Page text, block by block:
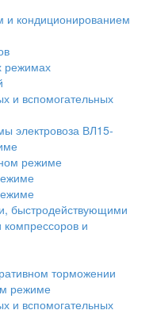
и кондиционированием
режимах
и вспомогательных
электровоза ВЛ15-
режиме
быстродействующими
и
торможении
режиме
и вспомогательных